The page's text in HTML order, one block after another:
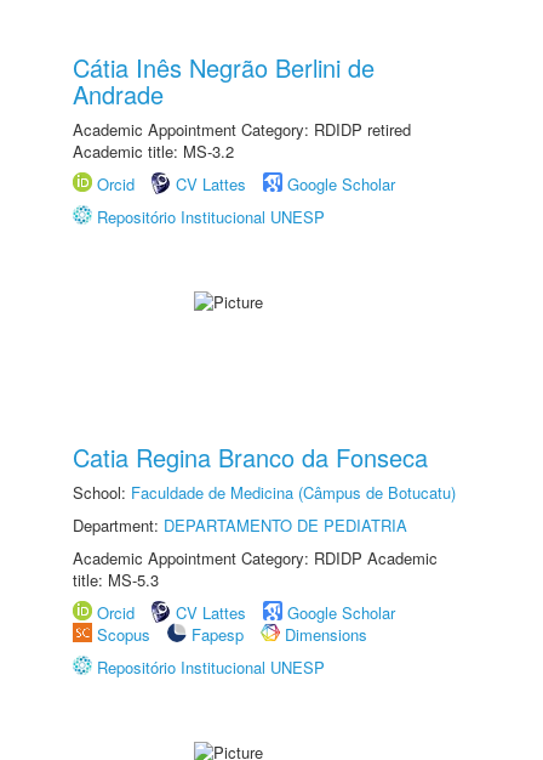
Cátia Inês Negrão Berlini de
Andrade
Academic Appointment Category: RDIDP retired
Academic title: MS-3.2
Orcid
CV Lattes
Google Scholar
Repositório Institucional UNESP
Catia Regina Branco da Fonseca
School: Faculdade de Medicina (Câmpus de Botucatu)
Department: DEPARTAMENTO DE PEDIATRIA
Academic Appointment Category: RDIDP Academic
title: MS-5.3
Orcid
CV Lattes
Google Scholar
Scopus
Fapesp
Dimensions
Repositório Institucional UNESP